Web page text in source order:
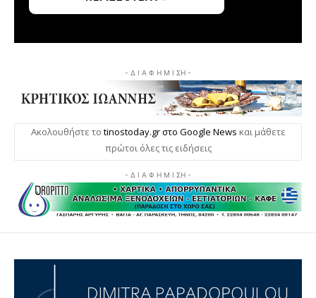
- Δ Ι Α Φ Η Μ Ι ΣΗ -
Ακολουθήστε το tinostoday.gr στο Google News και μάθετε
πρώτοι όλες τις ειδήσεις
- Δ Ι Α Φ Η Μ Ι ΣΗ -